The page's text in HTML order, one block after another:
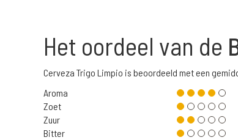
Het oordeel van de
Cerveza Trigo Limpio is beoordeeld met een
Aroma
Zoet
Zuur
Bitter